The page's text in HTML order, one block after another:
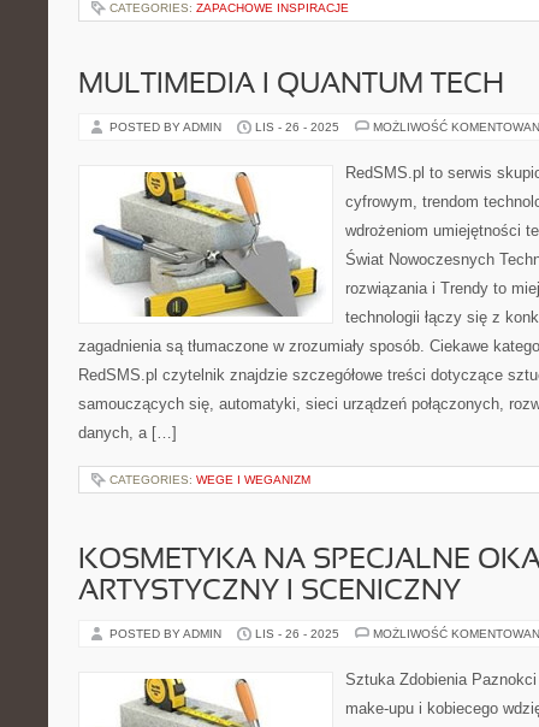
CATEGORIES: ZAPACHOWE INSPIRACJE
MULTIMEDIA I QUANTUM TECH
POSTED BY ADMIN LIS - 26 - 2025 MOŻLIWOŚĆ
RedSMS.pl to serwis
cyfrowym, trendom
wdrożeniom umiejętności
Świat Nowoczesnych
rozwiązania i Trendy to
technologii łączy się z
zagadnienia są tłumaczone w zrozumiały sposób. Ciekawe
RedSMS.pl czytelnik znajdzie szczegółowe treści dotyczące
samouczących się, automatyki, sieci urządzeń połączonych,
danych, a […]
CATEGORIES: WEGE I WEGANIZM
KOSMETYKA NA SPECJALNE
ARTYSTYCZNY I SCENICZNY
POSTED BY ADMIN LIS - 26 - 2025 MOŻLIWOŚĆ
Sztuka Zdobienia
make-upu i kobiecego